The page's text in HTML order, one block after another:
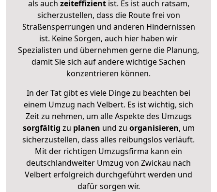
als auch zeiteffizientist. Es ist auch ratsam,
sicherzustellen, dass die Route frei von
Straßensperrungen und anderen Hindernissen
ist. Keine Sorgen, auch hier haben wir
Spezialisten und übernehmen gerne die Planung,
damit Sie sich auf andere wichtige Sachen
konzentrieren können.
In der Tat gibt es viele Dinge zu beachten bei
einem Umzug nach Velbert. Es ist wichtig, sich
Zeit zu nehmen, um alle Aspekte des Umzugs
sorgfältig zu planen und zu organisieren, um
sicherzustellen, dass alles reibungslos verläuft.
Mit der richtigen Umzugsfirma kann ein
deutschlandweiter Umzug von Zwickau nach
Velbert erfolgreich durchgeführt werden und
dafür sorgen wir.